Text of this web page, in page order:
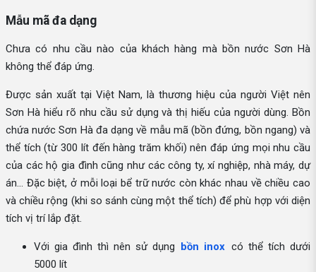
Mẫu mã đa dạng
Chưa có nhu cầu nào của khách hàng mà bồn nước Sơn Hà
không thể đáp ứng.
Được sản xuất tại Việt Nam, là thương hiệu của người Việt nên
Sơn Hà hiểu rõ nhu cầu sử dụng và thị hiếu của người dùng. Bồn
chứa nước Sơn Hà đa dạng về mẫu mã (bồn đứng, bồn ngang) và
thể tích (từ 300 lít đến hàng trăm khối) nên đáp ứng mọi nhu cầu
của các hộ gia đình cũng như các công ty, xí nghiệp, nhà máy, dự
án... Đặc biệt, ở mỗi loại bể trữ nước còn khác nhau về chiều cao
và chiều rộng (khi so sánh cùng một thể tích) để phù hợp với diện
tích vị trí lắp đặt.
Với gia đình thì nên sử dụng bồn inox có thể tích dưới
5000 lít